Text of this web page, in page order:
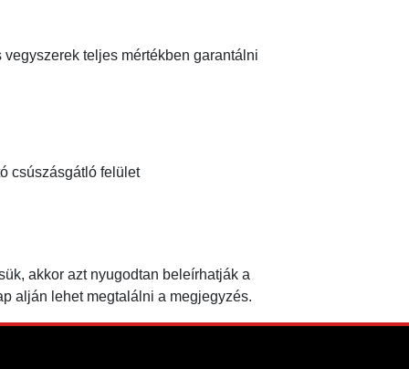
teljes mértékben garantálni
csúszásgátló felület
akkor azt nyugodtan beleírhatják a
alján lehet megtalálni a megjegyzés.